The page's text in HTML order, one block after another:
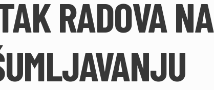
RADOVA NA